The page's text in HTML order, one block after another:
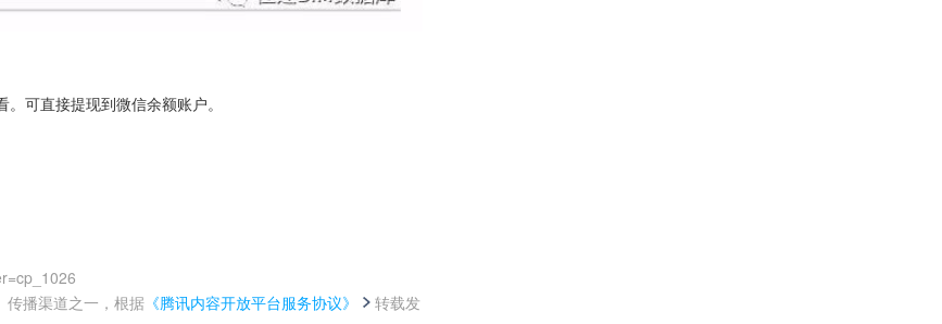
可直接提现到微信余额账户。
传播渠道之一，根据 《腾讯内容开放平台服务协议》
转载发